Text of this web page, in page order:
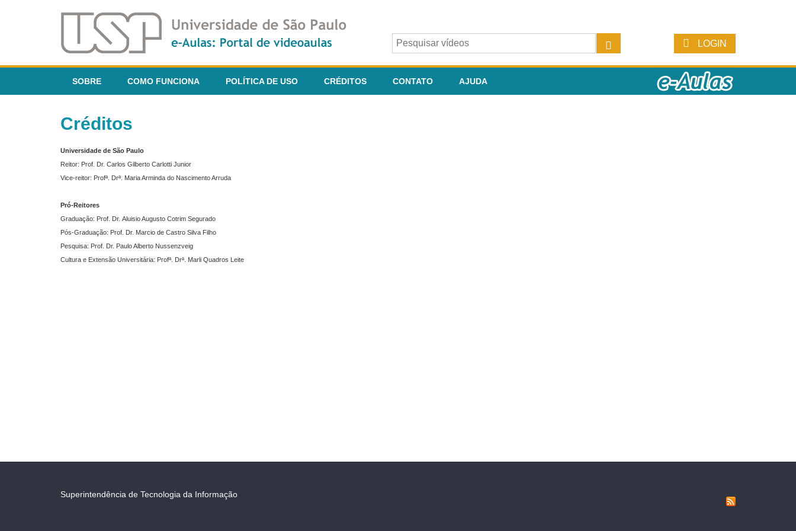
LOGIN
SOBRE COMO FUNCIONA POLÍTICA DE USO CRÉDITOS CONTATO AJUDA
Créditos
Universidade de São Paulo
Reitor: Prof. Dr. Carlos Gilberto Carlotti Junior
Vice-reitor: Profª. Drª. Maria Arminda do Nascimento Arruda
Pró-Reitores
Graduação: Prof. Dr. Aluisio Augusto Cotrim Segurado
Pós-Graduação: Prof. Dr. Marcio de Castro Silva Filho
Pesquisa: Prof. Dr. Paulo Alberto Nussenzveig
Cultura e Extensão Universitária: Profª. Drª. Marli Quadros Leite
Superintendência de Tecnologia da Informação